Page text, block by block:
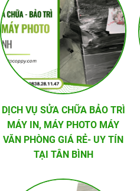
DỊCH VỤ SỬA CHỮA BẢO TRÌ
MÁY IN, MÁY PHOTO MÁY
VĂN PHÒNG GIÁ RẺ- UY TÍN
TẠI TÂN BÌNH